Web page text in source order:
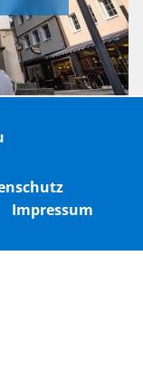
Impressum